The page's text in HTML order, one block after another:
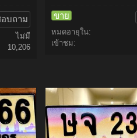
อบถาม
ไม่มี
10,206
ขาย
หมดอายุใน:
เข้าชม: